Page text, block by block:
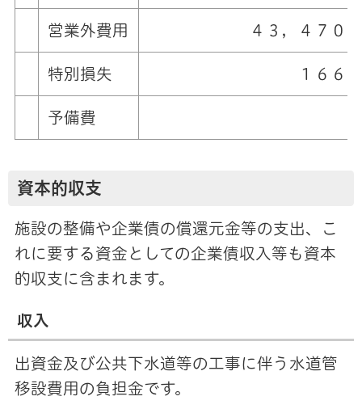
営業外費用 ４３，４７０
特別損失 １６６，
予備費
資本的収支
施設の整備や企業債の償還元金等の支出、こ
れに要する資金としての企業債収入等も資本
的収支に含まれます。
収入
出資金及び公共下水道等の工事に伴う水道管
移設費用の負担金です。